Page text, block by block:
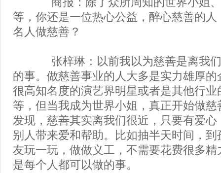
等，你还是一位热心公益，醉心慈善的人
名人做慈善？
张梓琳：以前我以为慈善是离我们
的事。做慈善事业的人大多是实力雄厚的
很高知名度的演艺界明星或者是其他行业
等，但当我成为世界小姐，真正开始做慈
发现，慈善其实离我们很近，只要有爱心
别人带来爱和帮助。比如抽半天时间，到
友玩一玩，做做义工，不需要花费很多精
是每个人都可以做的事。